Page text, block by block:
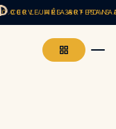
L / MÊS·380+ PDVS
ARTESANAL·